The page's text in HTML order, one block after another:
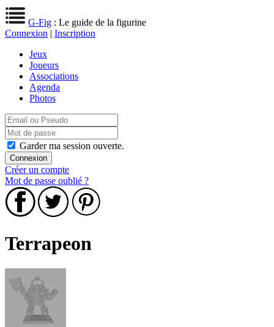
G-Fig : Le guide de la figurine
Connexion | Inscription
Jeux
Joueurs
Associations
Agenda
Photos
Garder ma session ouverte.
Créer un compte
Mot de passe oublié ?
Terrapeon